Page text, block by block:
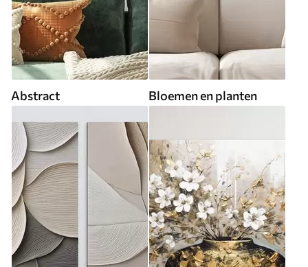
Abstract Bloemen en planten